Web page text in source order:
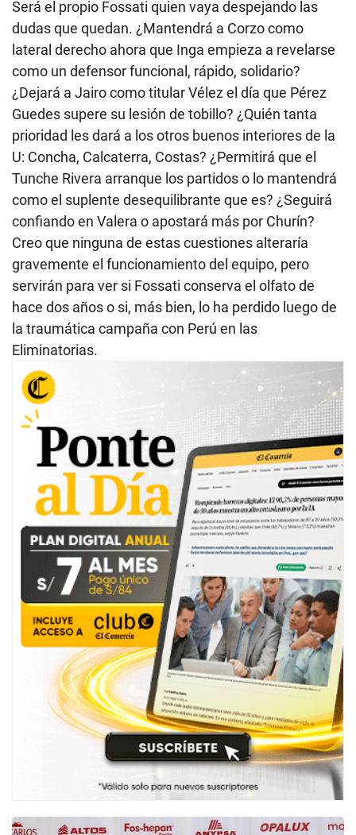
Será el propio Fossati quien vaya despejando las
dudas que quedan. ¿Mantendrá a Corzo como
lateral derecho ahora que Inga empieza a revelarse
como un defensor funcional, rápido, solidario?
¿Dejará a Jairo como titular Vélez el día que Pérez
Guedes supere su lesión de tobillo? ¿Quién tanta
prioridad les dará a los otros buenos interiores de la
U: Concha, Calcaterra, Costas? ¿Permitirá que el
Tunche Rivera arranque los partidos o lo mantendrá
como el suplente desequilibrante que es? ¿Seguirá
confiando en Valera o apostará más por Churín?
Creo que ninguna de estas cuestiones alteraría
gravemente el funcionamiento del equipo, pero
servirán para ver si Fossati conserva el olfato de
hace dos años o si, más bien, lo ha perdido luego de
la traumática campaña con Perú en las
Eliminatorias.